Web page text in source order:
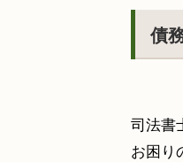
債
司法書
お困り